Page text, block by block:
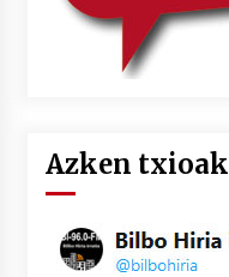
Azken txioak